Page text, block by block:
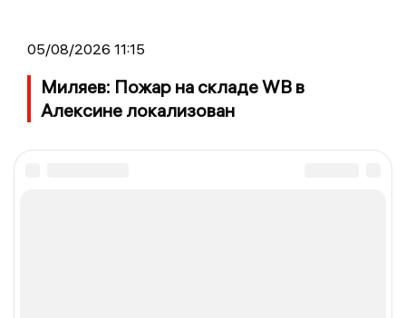
05/08/2026 11:15
Миляев: Пожар на складе WB в
Алексине локализован